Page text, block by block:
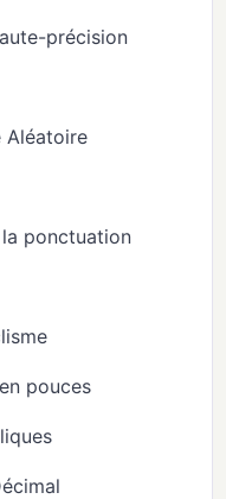
précision
Aléatoire
ponctuation
pouces